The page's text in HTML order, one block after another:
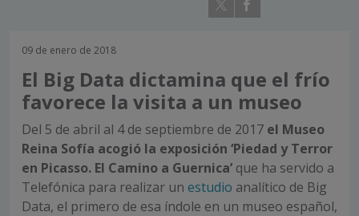
09 de enero de 2018
El Big Data dictamina que el frío
favorece la visita a un museo
Del 5 de abril al 4 de septiembre de 2017 el Museo
Reina Sofía acogió la exposición ‘Piedad y Terror
en Picasso. El Camino a Guernica’ que ha servido a
Telefónica para realizar un estudio analítico de Big
Data, el primero de esa índole en un museo español,